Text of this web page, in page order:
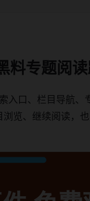
料专题阅
入口、栏目导航
览、继续阅读，